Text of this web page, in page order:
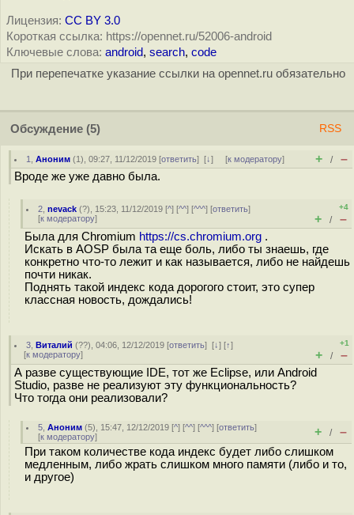
Лицензия: CC BY 3.0
Короткая ссылка: https://opennet.ru/52006-android
Ключевые слова: android, search, code
При перепечатке указание ссылки на opennet.ru обязательно
Обсуждение (5) RSS
1 ,Аноним (1), 09:27, 11/12/2019 [ответить][↓] [к модератору] + / –
Вроде же уже давно была.
2 ,nevack (?), 15:23, 11/12/2019 [^] [^^] [^^^] [ответить]
[к модератору]
+4
+ / –
Была для Chromium https://cs.chromium.org .
Искать в AOSP была та еще боль, либо ты знаешь, где
конкретно что-то лежит и как называется, либо не найдешь
почти никак.
Поднять такой индекс кода дорогого стоит, это супер
классная новость, дождались!
3 ,Виталий (??), 04:06, 12/12/2019 [ответить][↓] [↑]
[к модератору]
+1
+ / –
А разве существующие IDE, тот же Eclipse, или Android
Studio, разве не реализуют эту функциональность?
Что тогда они реализовали?
5 ,Аноним (5), 15:47, 12/12/2019 [^] [^^] [^^^] [ответить]
[к модератору] + / –
При таком количестве кода индекс будет либо слишком
медленным, либо жрать слишком много памяти (либо и то,
и другое)